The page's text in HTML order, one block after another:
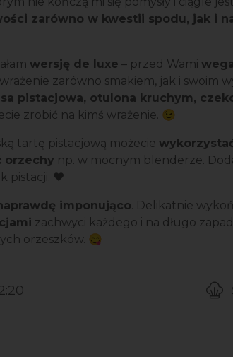
zarówno w kwestii spodu, jak i
wersję de luxe – przed Wami
zarówno smakiem, jak i swoim
pistacjowa, otulona kruchym,
zrobić na kimś wrażenie. 😉
tartę pistacjową możecie
orzechy np. w mocnym blenderze.
pistacji. ❤️
imponująco. Delikatnie
zachwyci każdego i na długo
orzeszków. 😋